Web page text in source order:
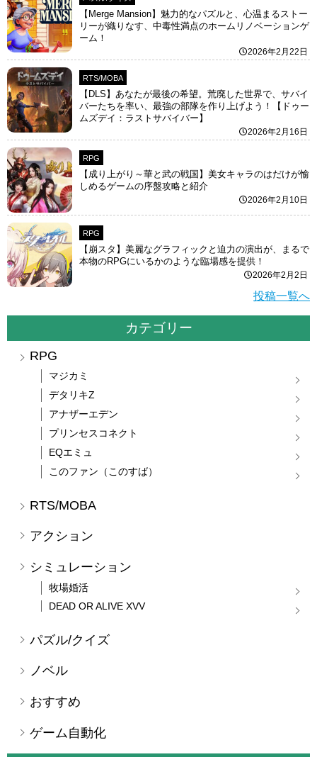
【Merge Mansion】魅力的なパズルと、心温まるストー
リーが織りなす、中毒性満点のホームリノベーションゲ
ーム！
2026年2月22日
RTS/MOBA
【DLS】あなたが最後の希望。荒廃した世界で、サバイ
バーたちを率い、最強の部隊を作り上げよう！【ドゥー
ムズデイ：ラストサバイバー】
2026年2月16日
RPG
【成り上がり～華と武の戦国】美女キャラのはだけが愉
しめるゲームの序盤攻略と紹介
2026年2月10日
RPG
【崩スタ】美麗なグラフィックと迫力の演出が、まるで
本物のRPGにいるかのような臨場感を提供！
2026年2月2日
投稿一覧へ
カテゴリー
RPG
マジカミ
デタリキZ
アナザーエデン
プリンセスコネクト
EQエミュ
このファン（このすば）
RTS/MOBA
アクション
シミュレーション
牧場婚活
DEAD OR ALIVE XVV
パズル/クイズ
ノベル
おすすめ
ゲーム自動化